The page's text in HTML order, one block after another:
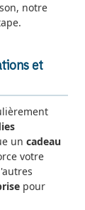
notre
et
un cadeau
votre
pour